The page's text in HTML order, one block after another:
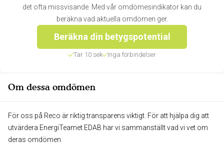
det ofta missvisande. Med vår omdömesindikator kan du
beräkna vad aktuella omdömen ger.
Beräkna din betygspotential
Tar 10 sek Inga förbindelser
Om dessa omdömen
För oss på Reco är riktig transparens viktigt. För att hjälpa dig att
utvärdera EnergiTeamet EDAB har vi sammanställt vad vi vet om
deras omdömen